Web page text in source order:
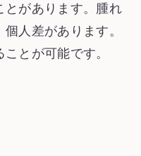
とがあります。腫れ
人差があります。
とが可能です。